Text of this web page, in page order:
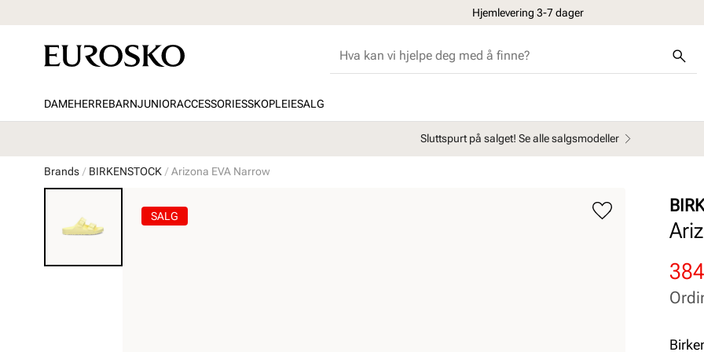
Hjemlevering 3-7 dager
DAMEHERREBARNJUNIORACCESSORIESSKOPLEIESALG
Sluttspurt på salget! Se alle salgsmodeller
Brands BIRKENSTOCK Arizona EVA Narrow
SALG
pris
Pris
pris
Pris